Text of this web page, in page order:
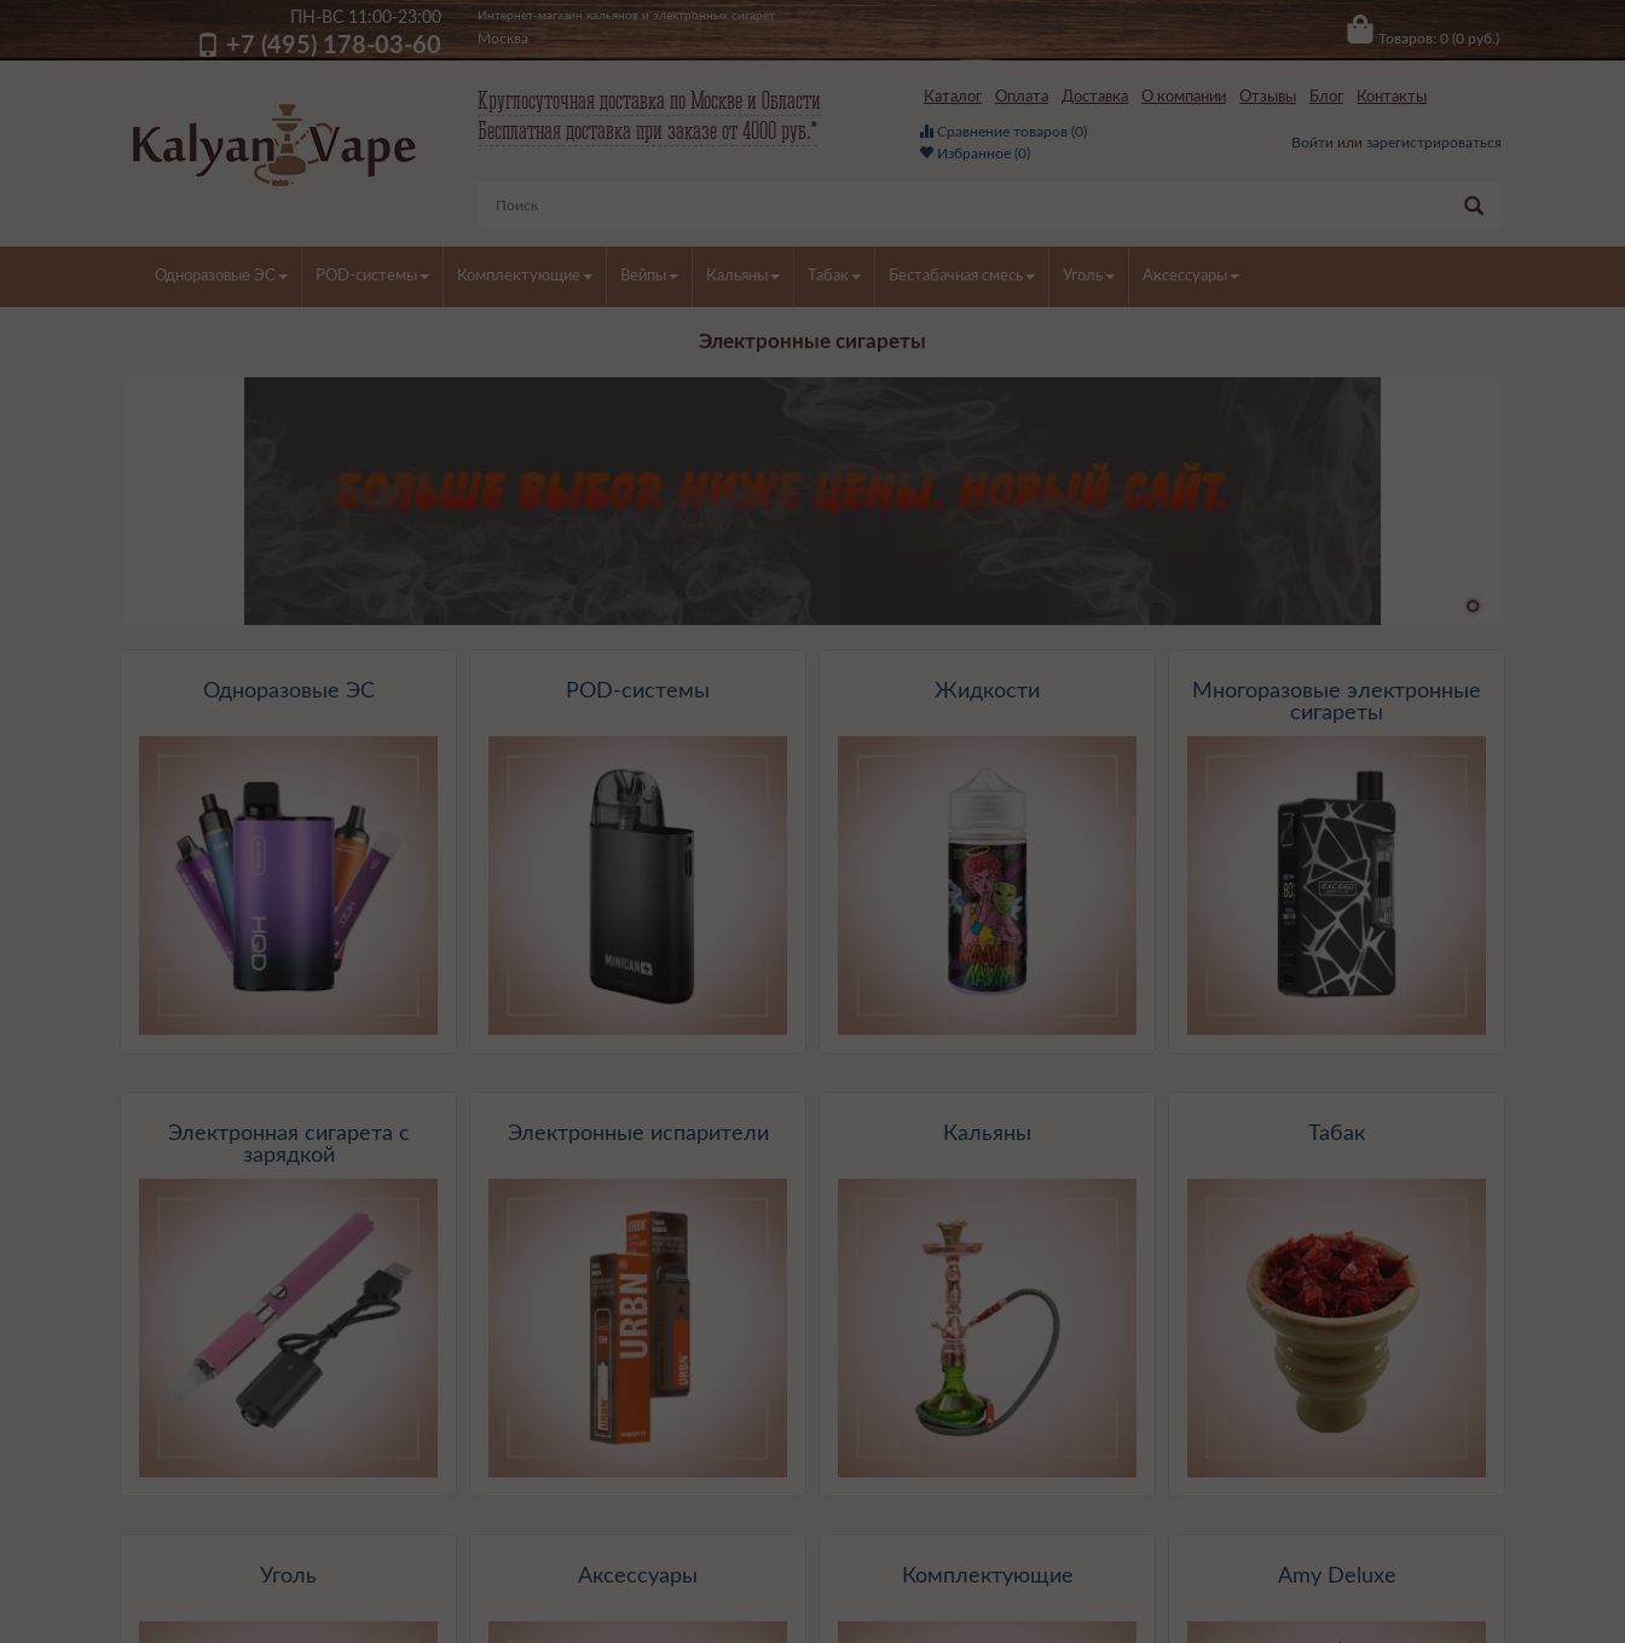
ПН-ВС 11:00-23:00
+7 (495) 178-03-60
Интернет-магазин кальянов и электронных сигарет
Москва Товаров: 0 (0 руб.)
Круглосуточная доставка по Москве и Области
Бесплатная доставка при заказе от 4000 руб.*
Каталог Оплата Доставка О компании Отзывы Блог Контакты
Сравнение товаров (0)
Избранное (0)
Войти или зарегистрироваться
Одноразовые ЭС POD-системы Комплектующие Вейпы Кальяны Табак Бестабачная смесь Уголь Аксессуары
Электронные сигареты
Одноразовые ЭС POD-системы Жидкости
Многоразовые электронные
сигареты
Электронная сигарета с
зарядкой
Электронные испарители Кальяны Табак
Уголь Аксессуары Комплектующие Amy Deluxe